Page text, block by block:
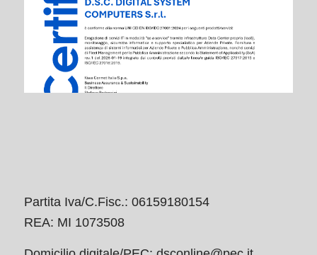
Partita Iva/C.Fisc.: 06159180154
REA: MI 1073508